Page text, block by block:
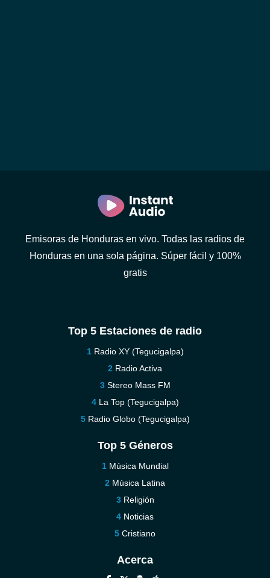
Emisoras de Honduras en vivo. Todas las radios de
Honduras en una sola página. Súper fácil y 100%
gratis
Top 5 Estaciones de radio
Radio XY (Tegucigalpa)
Radio Activa
Stereo Mass FM
La Top (Tegucigalpa)
Radio Globo (Tegucigalpa)
Top 5 Géneros
Música Mundial
Música Latina
Religión
Noticias
Cristiano
Acerca